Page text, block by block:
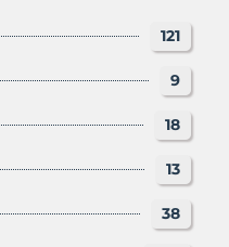
121
9
18
13
38